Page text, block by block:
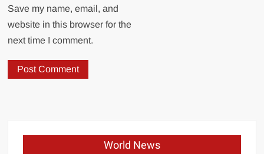
Save my name, email, and
website in this browser for the
next time I comment.
World News